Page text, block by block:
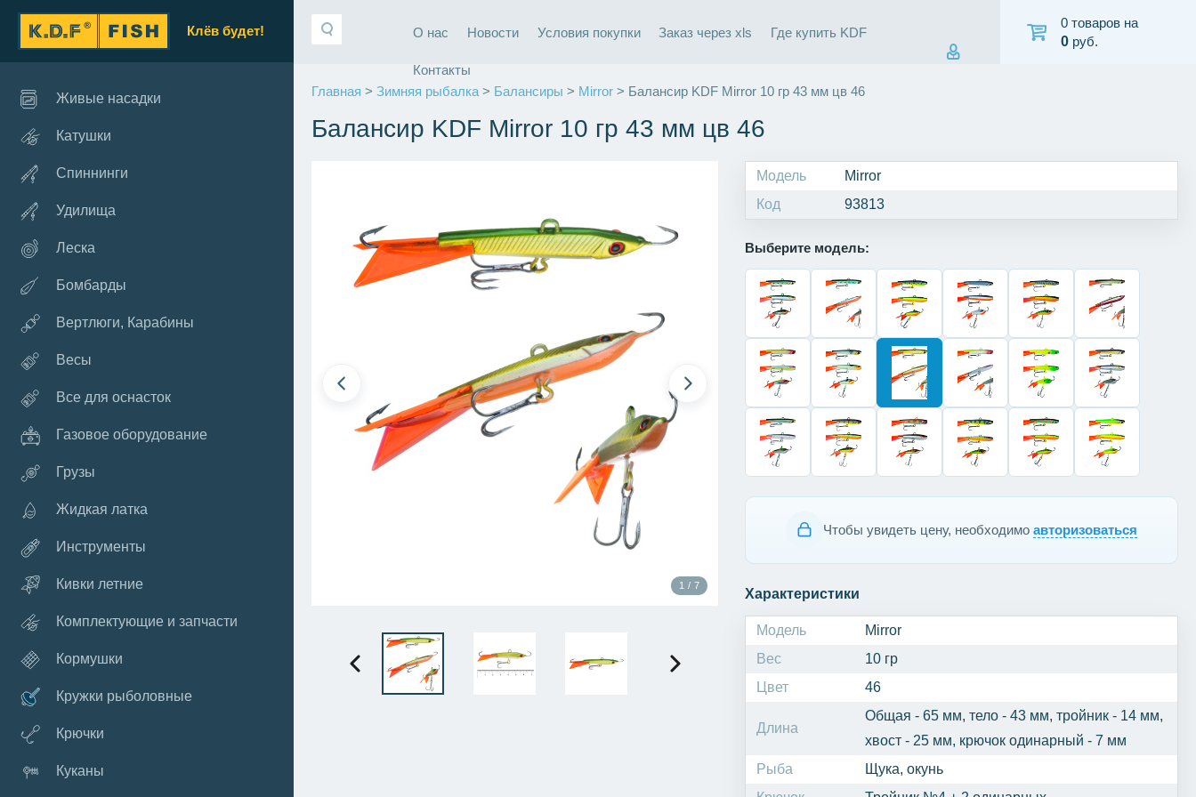
Клёв будет!
Живые насадки
Катушки
Спиннинги
Удилища
Леска
Бомбарды
Вертлюги, Карабины
Весы
Все для оснасток
Газовое оборудование
Грузы
Жидкая латка
Инструменты
Кивки летние
Комплектующие и запчасти
Кормушки
Кружки рыболовные
Крючки
Куканы
О нас Новости Условия покупки Заказ через xls Где купить KDF
Контакты
0 товаров на
0 руб.
Главная > Зимняя рыбалка > Балансиры > Mirror > Балансир KDF Mirror 10 гр 43 мм цв 46
Балансир KDF Mirror 10 гр 43 мм цв 46
1 / 7
Модель
Mirror
Код
93813
Выберите модель:
Чтобы увидеть цену, необходимо авторизоваться
Характеристики
Модель
Mirror
Вес
10 гр
Цвет
46
Длина
Общая - 65 мм, тело - 43 мм, тройник - 14 мм,
хвост - 25 мм, крючок одинарный - 7 мм
Рыба
Щука, окунь